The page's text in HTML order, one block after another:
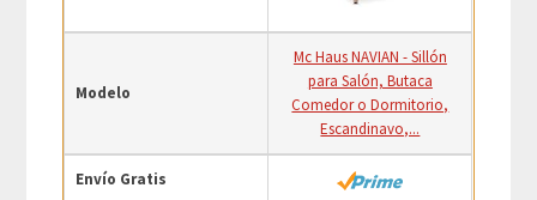
Modelo
Mc Haus NAVIAN - Sillón
para Salón, Butaca
Comedor o Dormitorio,
Escandinavo,...
Envío Gratis